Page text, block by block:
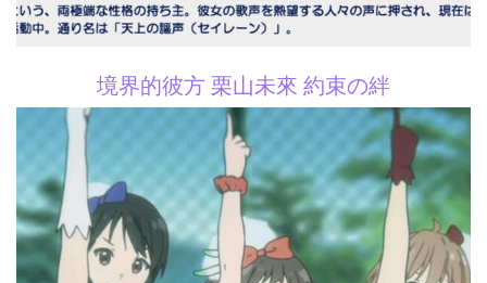
境界的彼方 栗山未來 約束の絆